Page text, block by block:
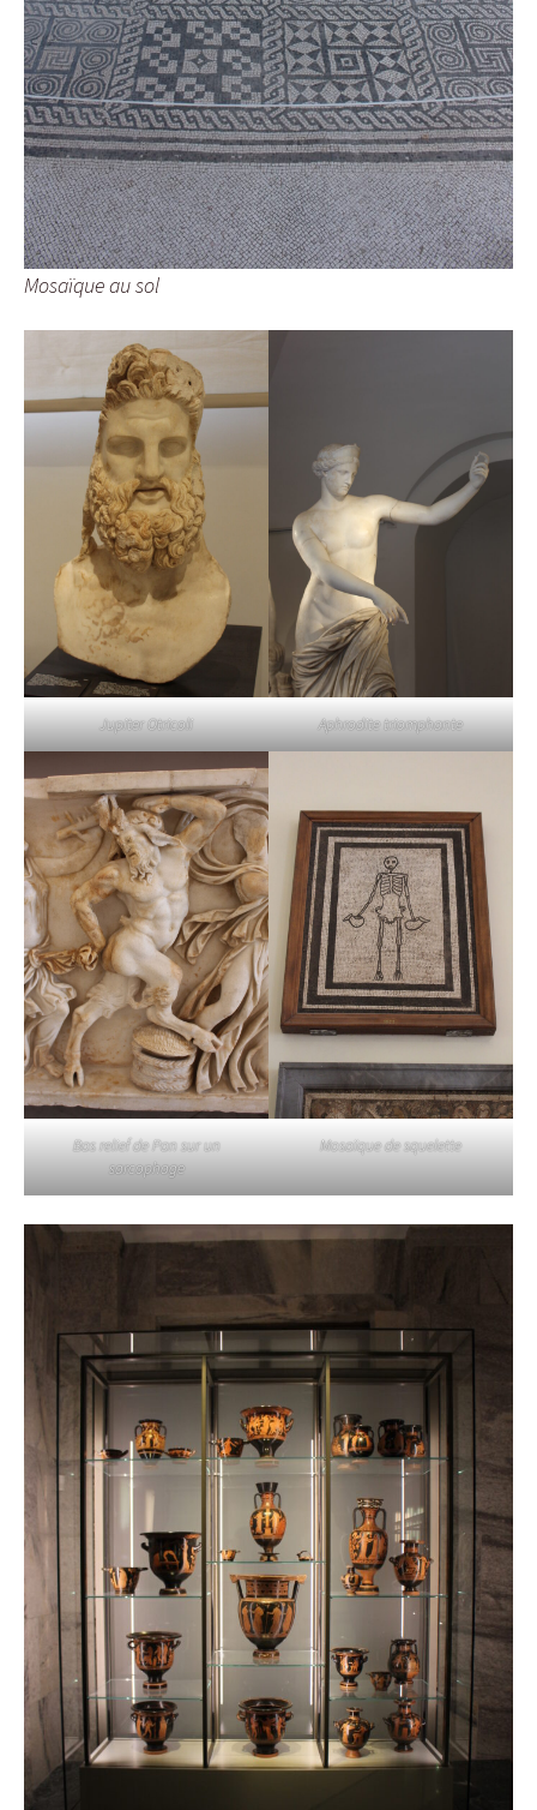
Mosaïque au sol
Jupiter Otricoli Aphrodite triomphante
Bas relief de Pan sur un
sarcophage
Mosaïque de squelette